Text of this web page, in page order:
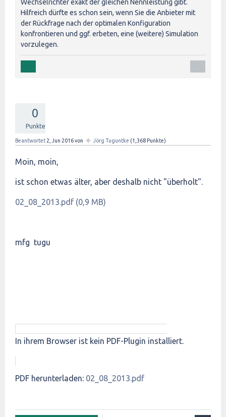
Wechselrichter exakt der gleichen Nennleistung gibt.
Hilfreich dürfte es schon sein, wenn Sie die Anbieter mit
der Rückfrage nach der optimalen Konfiguration
konfrontieren und ggf. erbeten, eine (weitere) Simulation
vorzulegen.
0
Punkte
Beantwortet 2, Jun 2016von ✦ Jörg Tuguntke (1,368 Punkte)
Moin, moin,
ist schon etwas älter, aber deshalb nicht "überholt".
02_08_2013.pdf (0,9 MB)
mfg tugu
In ihrem Browser ist kein PDF-Plugin installiert.
PDF herunterladen: 02_08_2013.pdf